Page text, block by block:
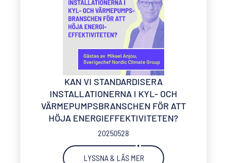
KAN VI STANDARDISERA
INSTALLATIONERNA I KYL- OCH
VÄRMEPUMPSBRANSCHEN FÖR ATT
HÖJA ENERGIEFFEKTIVITETEN?
20250528
LYSSNA & LÄS MER